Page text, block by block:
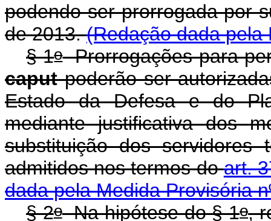
podendo ser prorrogada por
de 2013.(Redação dada pela
§ 1oProrrogações para
caputpoderão ser
Estado da Defesa e do
mediante justificativa dos
substituição dos servidores
admitidos nos termos doart.
dada pela Medida Provisória
§ 2oNa hipótese do § 1o,